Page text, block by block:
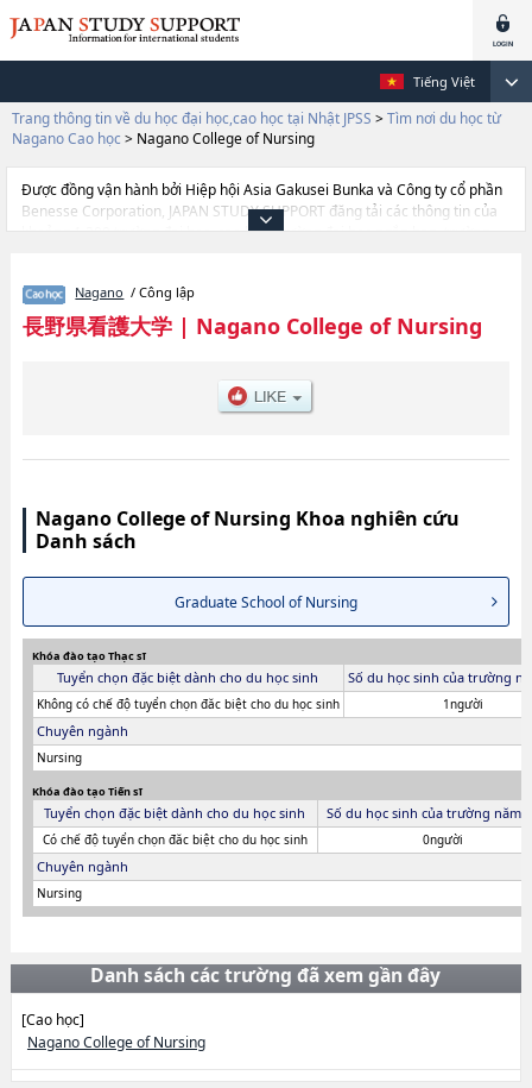
Tiếng Việt
Trang thông tin về du học đại học,cao học tại Nhật JPSS > Tìm nơi du học từ
Nagano Cao học > Nagano College of Nursing
Được đồng vận hành bởi Hiệp hội Asia Gakusei Bunka và Công ty cổ phần
Benesse Corporation, JAPAN STUDY SUPPORT đăng tải các thông tin của
khoảng 1.300 trường đại học, cao học, trường đại học ngắn hạn, trường
thông tin cần thiết dành cho du học sinh, như là về các Graduate School of
Nursing, thông tin về từng khoa nghiên cứu, thông tin liên quan đến thi
tuyển như số lượng tuyển sinh, số lượng trúng tuyển, cở sở trang thiết bị,
Nagano / Công lập
長野県看護大学| Nagano College of Nursing
Nagano College of Nursing Khoa nghiên cứu
Danh sách
Graduate School of Nursing
Khóa đào tạo Thạc sĩ
Tuyển chọn đặc biệt dành cho du học sinh Số du học sinh của trường
Không có chế độ tuyển chọn đăc biệt cho du học sinh 1người
Chuyên ngành
Nursing
Khóa đào tạo Tiến sĩ
Tuyển chọn đặc biệt dành cho du học sinh Số du học sinh của trường năm
Có chế độ tuyển chọn đăc biệt cho du học sinh 0người
Chuyên ngành
Nursing
Danh sách các trường đã xem gần đây
[Cao học]
Nagano College of Nursing